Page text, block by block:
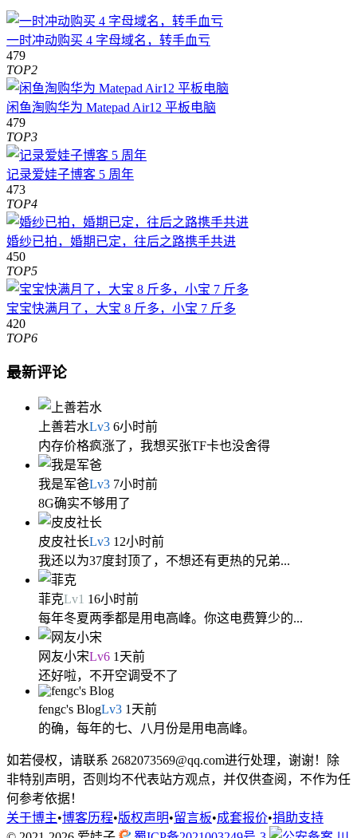
一时冲动购买 4 字母域名，转手血亏
479
TOP2
闲鱼淘购华为 Matepad Air12 平板电脑
479
TOP3
记录爱娃子博客 5 周年
473
TOP4
婚纱已拍，婚期已定，往后之路携手共进
450
TOP5
宝宝快满月了，大宝 8 斤多，小宝 7 斤多
420
TOP6
最新评论
上善若水Lv3 6小时前
内存价格疯涨了，我想买张TF卡也没舍得
我是军爸Lv3 7小时前
8G确实不够用了
皮皮社长Lv3 12小时前
我还以为37度封顶了，不想还有更热的兄弟...
菲克Lv1 16小时前
每年冬夏两季都是用电高峰。你这电费算少的...
网友小宋Lv6 1天前
还好啦，不开空调受不了
fengc's BlogLv3 1天前
的确，每年的七、八月份是用电高峰。
如若侵权，请联系 2682073569@qq.com进行处理，谢谢！除
非特别声明，否则均不代表站方观点，并仅供查阅，不作为任
何参考依据！
关于博主•博客历程•版权声明•留言板•成套报价•捐助支持